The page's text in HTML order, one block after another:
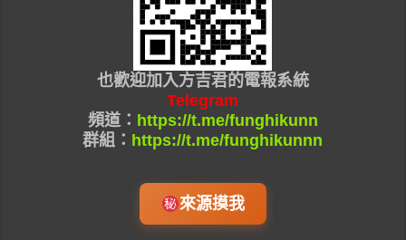
也歡迎加入方吉君的電報系統
Telegram
頻道： https://t.me/funghikunn
群組： https://t.me/funghikunnn
來源摸我